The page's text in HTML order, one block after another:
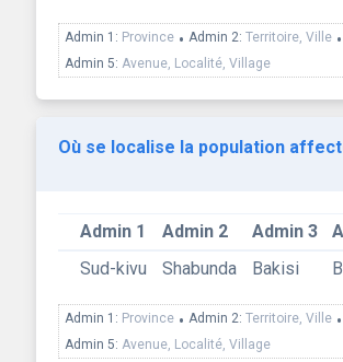
Admin 1: Province • Admin 2: Territoire, Ville •
Admin 5: Avenue, Localité, Village
Où se localise la population
Admin 1 Admin 2 Admin 3
Sud-kivu
Shabunda Bakisi
Admin 1: Province • Admin 2: Territoire, Ville •
Admin 5: Avenue, Localité, Village